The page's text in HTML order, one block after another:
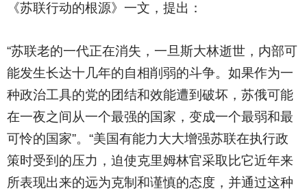
《苏联行动的根源》一文，提出：
“苏联老的一代正在消失，一旦斯大林逝世，内部可
能发生长达十几年的自相削弱的斗争。如果作为一
种政治工具的党的团结和效能遭到破坏，苏俄可能
在一夜之间从一个最强的国家，变成一个最弱和最
可怜的国家”。“美国有能力大大增强苏联在执行政
策时受到的压力，迫使克里姆林官采取比它近年来
所表现出来的远为克制和谨慎的态度，并通过这种